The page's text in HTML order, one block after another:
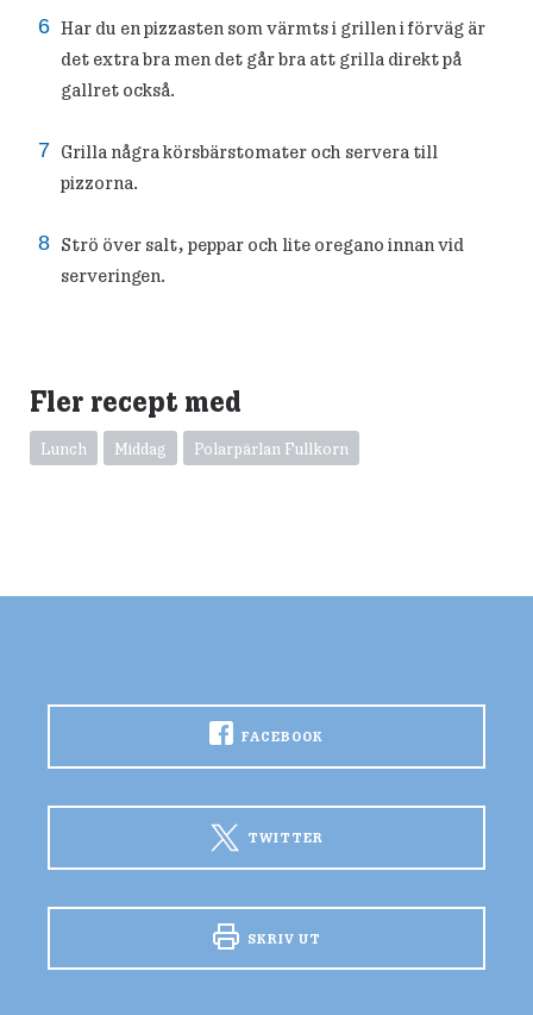
Har du en pizzasten som värmts i grillen i förväg är
det extra bra men det går bra att grilla direkt på
gallret också.
Grilla några körsbärstomater och servera till
pizzorna.
Strö över salt, peppar och lite oregano innan vid
serveringen.
Fler recept med
Lunch Middag Polarpärlan Fullkorn
FACEBOOK
TWITTER
SKRIV UT